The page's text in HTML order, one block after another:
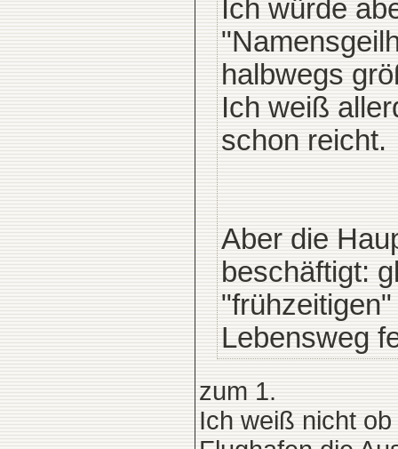
Ich würde
halbwegs
Ich weiß
schon reicht.
Aber die
beschäftigt:
Lebensweg
zum 1.
Ich weiß nicht